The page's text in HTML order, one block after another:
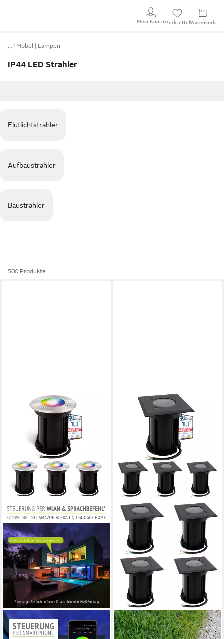
Mein KontoMerkzettel Warenkorb
… Möbel Lampen
IP44 LED Strahler
Flutlichtstrahler
Aufbaustrahler
Baustrahler
500 Produkte
LINOVUM
LED Gartenstrahler 4x LED
LINOVUM
LED Gartenstrahler 4x BOQU